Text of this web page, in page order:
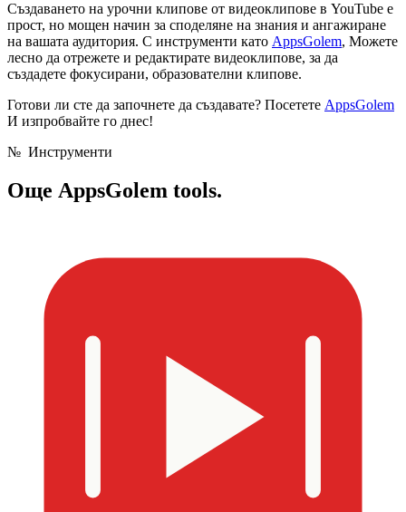
Създаването на урочни клипове от видеоклипове в YouTube е
прост, но мощен начин за споделяне на знания и ангажиране
на вашата аудитория. С инструменти като AppsGolem, Можете
лесно да отрежете и редактирате видеоклипове, за да
създадете фокусирани, образователни клипове.
Готови ли сте да започнете да създавате? Посетете AppsGolem
И изпробвайте го днес!
№ Инструменти
Още AppsGolem tools.